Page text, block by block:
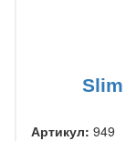
Артикул: 949